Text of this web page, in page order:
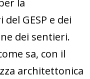
la
GESP e dei
dei sentieri.
sa, con il
architettonica